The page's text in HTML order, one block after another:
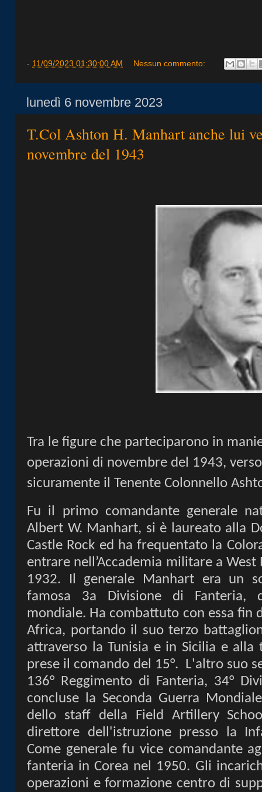
- 11/09/2023 01:30:00 AM Nessun commento:
lunedì 6 novembre 2023
T.Col Ashton H. Manhart anche lui
novembre del 1943
Tra le figure che parteciparono in
operazioni di novembre del 1943,
sicuramente il Tenente Colonnello
Fu il primo comandante generale
Albert W. Manhart, si è laureato alla
Castle Rock ed ha frequentato la
entrare nell’Accademia militare a
1932. Il generale Manhart era un
famosa 3a Divisione di Fanteria,
mondiale. Ha combattuto con essa fin
Africa, portando il suo terzo
attraverso la Tunisia e in Sicilia e
prese il comando del 15°. L'altro suo
136° Reggimento di Fanteria, 34°
concluse la Seconda Guerra
dello staff della Field Artillery
direttore dell'istruzione presso la
Come generale fu vice comandante
fanteria in Corea nel 1950. Gli
operazioni e formazione centro di